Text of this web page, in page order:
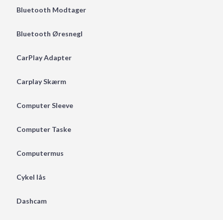
Bluetooth Modtager
Bluetooth Øresnegl
CarPlay Adapter
Carplay Skærm
Computer Sleeve
Computer Taske
Computermus
Cykel lås
Dashcam